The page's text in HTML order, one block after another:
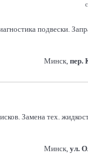
подвески.
Минск, пер.
Замена тех.
Минск, ул.